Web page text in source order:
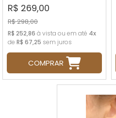
R$ 269,00
R$ 298,00
R$ 252,86 à vista ou em até 4x
de R$ 67,25 sem juros
COMPRAR